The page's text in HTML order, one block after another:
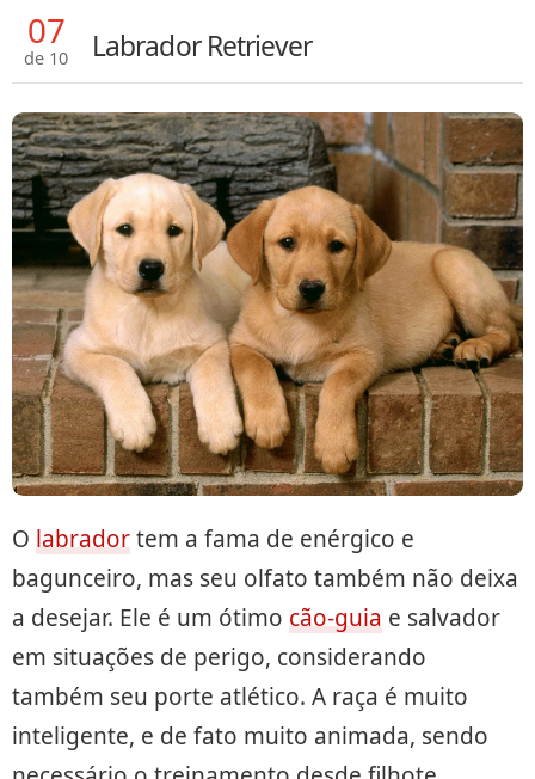
07
de 10 Labrador Retriever
O labradortem a fama de enérgico e
bagunceiro, mas seu olfato também não deixa
a desejar. Ele é um ótimo cão-guia e salvador
em situações de perigo, considerando
também seu porte atlético. A raça é muito
inteligente, e de fato muito animada, sendo